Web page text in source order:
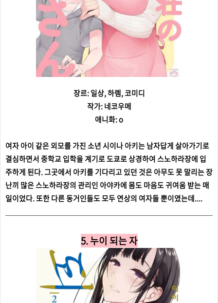
장르: 일상, 하렘, 코미디
작가: 네코우메
애니화: o
여자 아이 같은 외모를 가진 소년 시이나 아키는 남자답게 살아가기로
결심하면서 중학교 입학을 계기로 도쿄로 상경하여 스노하라장에 입
주하게 된다. 그곳에서 아키를 기다리고 있던 것은 아무도 못 말리는 장
난끼 많은 스노하라장의 관리인 아야카에 몸도 마음도 귀여움 받는 매
일이었다. 또한 다른 동거인들도 모두 연상의 여자들 뿐이였는데....
5. 누이 되는 자